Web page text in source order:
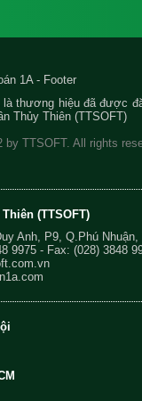
là thương hiệu đã được
Thủy Thiên (TTSOFT)
by TTSOFT. All rights
(TTSOFT)
Anh, P9, Q.Phú Nhuận,
9975 - Fax: (028) 3848